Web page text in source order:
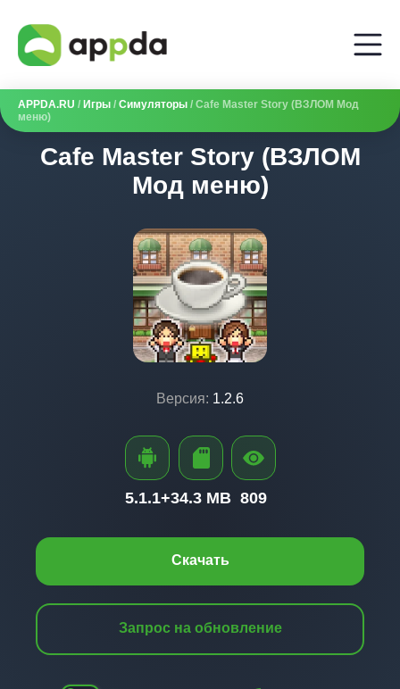
APPDA.RU / Игры / Симуляторы / Cafe Master Story (ВЗЛОМ Мод
меню)
Cafe Master Story (ВЗЛОМ
Мод меню)
Версия: 1.2.6
Скачать
Запрос на обновление
5.1.1+34.3 MB 809